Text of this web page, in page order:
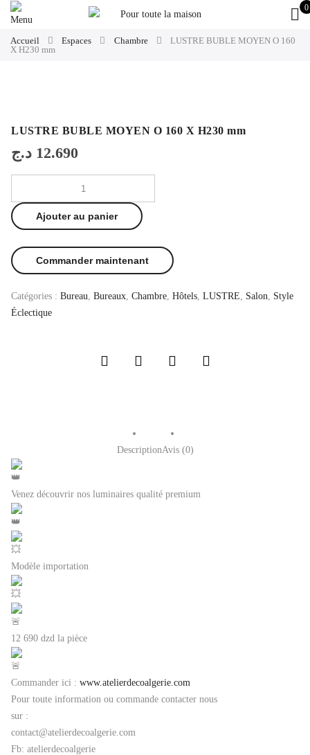
0
Accueil Espaces Chambre
LUSTRE BUBLE MOYEN O 160
X H230 mm
LUSTRE BUBLE MOYEN O 160 X H230 mm
12.690 د.ج
Ajouter au panier
Commander maintenant
Catégories : Bureau, Bureaux, Chambre, Hôtels, LUSTRE, Salon, Style
Éclectique
DescriptionAvis (0)
Venez découvrir nos luminaires qualité premium
Modèle importation
12 690 dzd la pièce
Commander ici : www.atelierdecoalgerie.com
Pour toute information ou commande contacter nous
sur :
contact@atelierdecoalgerie.com
Fb: atelierdecoalgerie